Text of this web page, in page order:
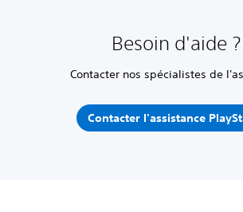
Besoin d'aide ?
Contacter nos spécialistes de
Contacter l'assistance